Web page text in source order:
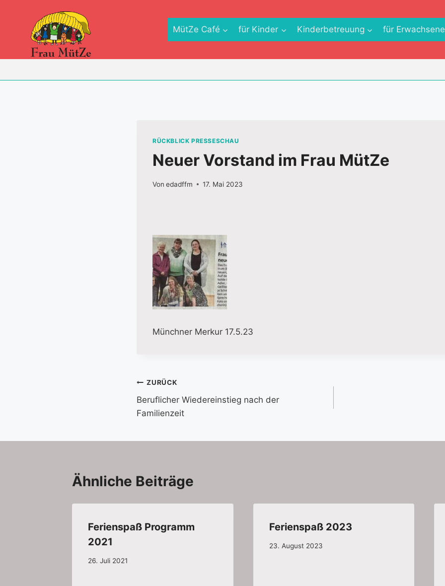
springen
MütZe Café für Kinder Kinderbetreuung für Erwachsene
RÜCKBLICK PRESSESCHAU
Neuer Vorstand im Frau MütZe
Von edadffm 17. Mai 2023
Münchner Merkur 17.5.23
Beitragsnavigation
ZURÜCK
Beruflicher Wiedereinstieg nach der
Familienzeit
Ähnliche Beiträge
Ferienspaß Programm
2021
26. Juli 2021
Ferienspaß 2023
23. August 2023